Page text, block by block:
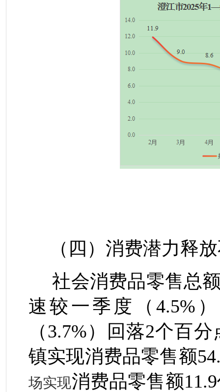
（四）消费潜力释
社会消费品零售总
速较一季度（ 4.5%
（3.7%）回落2个百分
镇实现消费品零售额
场实现消费品零售额11.9